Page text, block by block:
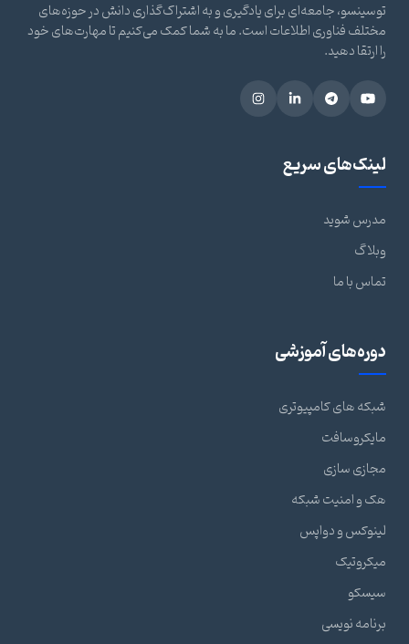
توسینسو، جامعه‌ای برای یادگیری و به اشتراک‌گذاری دانش در حوزه‌های
مختلف فناوری اطلاعات است. ما به شما کمک می‌کنیم تا مهارت‌های خود
را ارتقا دهید.
لینک‌های سریع
مدرس شوید
وبلاگ
تماس با ما
دوره‌های آموزشی
شبکه های کامپیوتری
مایکروسافت
مجازی سازی
هک و امنیت شبکه
لینوکس و دواپس
میکروتیک
سیسکو
برنامه نویسی